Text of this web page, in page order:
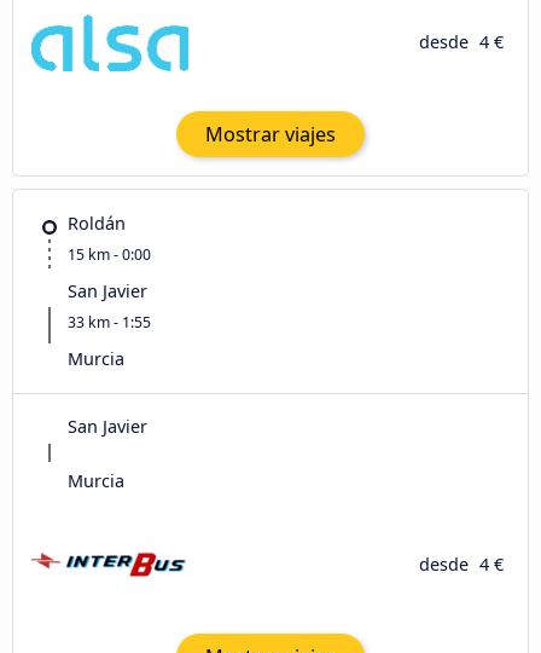
desde 4 €
Mostrar viajes
Roldán
15 km - 0:00
San Javier
33 km - 1:55
Murcia
San Javier
Murcia
desde 4 €